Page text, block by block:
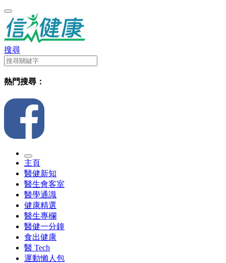
搜尋
熱門搜尋：
主頁
醫健新知
醫生會客室
醫學通識
健康精選
醫生專欄
醫健一分鐘
食出健康
醫 Tech
運動懶人包